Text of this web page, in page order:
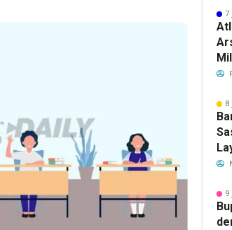
7
8
9